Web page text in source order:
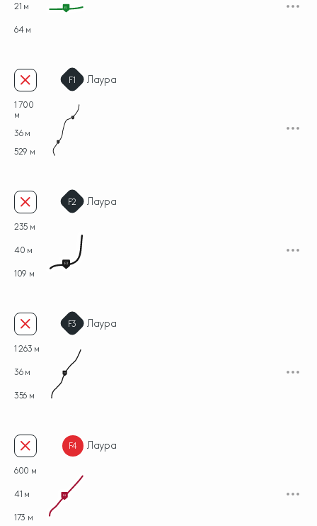
21 м
64 м
E1
F1 Лаура
1 700
м
36 м
529 м
F1
F2 Лаура
235 м
40 м
109 м
F2
F3 Лаура
1 263 м
36 м
356 м
F3
F4 Лаура
600 м
41 м
173 м
F4